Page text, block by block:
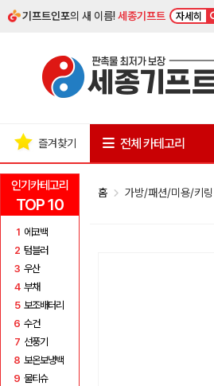
기프트인포의 새 이름!세종기프트 자세히
인기카테고리
TOP 10
1 에코백
2 텀블러
3 우산
4 부채
5 보조배터리
6 수건
7 선풍기
8 보온보냉백
9 물티슈
즐겨찾기 전체 카테고리
홈 가방/패션/미용/키링